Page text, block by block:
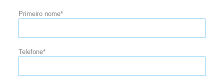
Primeiro nome*
Telefone*